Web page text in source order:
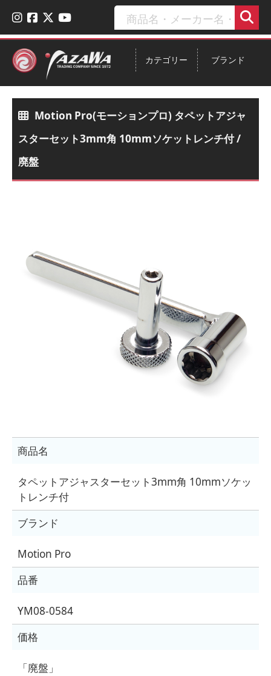
ブランド
カテゴリー
Motion Pro(モーションプロ) タペットアジャ
スターセット3mm角 10mmソケットレンチ付 /
廃盤
商品名
タペットアジャスターセット3mm角 10mmソケッ
トレンチ付
ブランド
Motion Pro
品番
YM08-0584
価格
「廃盤」